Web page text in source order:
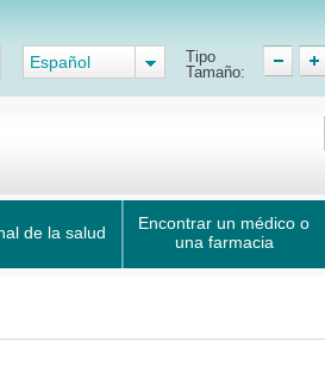
Español
Tipo
Tamaño:
de la salud
Encontrar un médico o
una farmacia